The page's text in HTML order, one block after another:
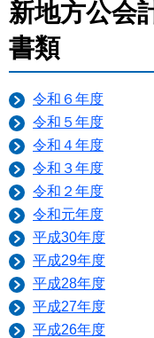
新地方公会
書類
令和６年度
令和５年度
令和４年度
令和３年度
令和２年度
令和元年度
平成30年度
平成29年度
平成28年度
平成27年度
平成26年度